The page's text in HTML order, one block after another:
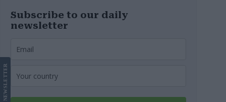
Subscribe to our daily
newsletter
NEWS
LETTER